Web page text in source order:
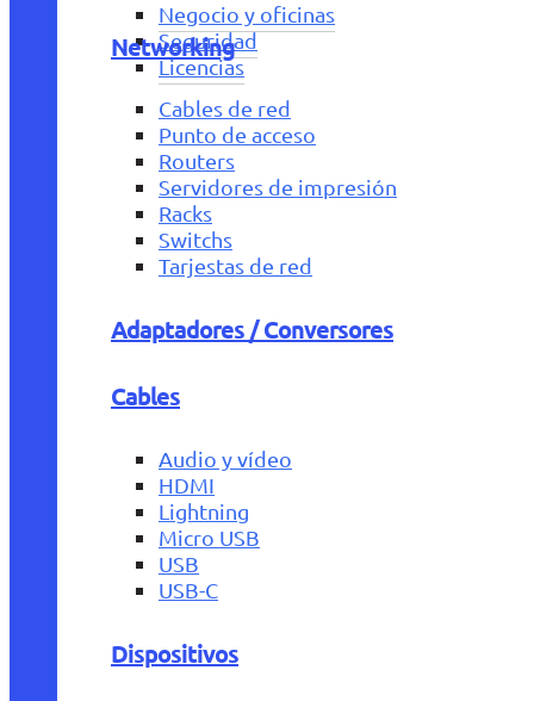
Negocio y oficinas
Seguridad
Licencias
Networking
Cables de red
Punto de acceso
Routers
Servidores de impresión
Racks
Switchs
Tarjestas de red
Adaptadores / Conversores
Cables
Audio y vídeo
HDMI
Lightning
Micro USB
USB
USB-C
Dispositivos